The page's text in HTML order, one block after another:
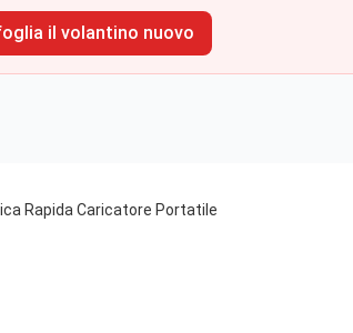
il volantino nuovo
Rapida Caricatore Portatile